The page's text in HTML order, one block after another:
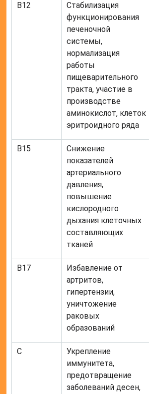
В12
Стабилизация
функционирования
печеночной
системы,
нормализация
работы
пищеварительного
тракта, участие в
производстве
аминокислот, клеток
эритроидного ряда
В15
Снижение
показателей
артериального
давления,
повышение
кислородного
дыхания клеточных
составляющих
тканей
В17
Избавление от
артритов,
гипертензии,
уничтожение
раковых
образований
С
Укрепление
иммунитета,
предотвращение
заболеваний десен,